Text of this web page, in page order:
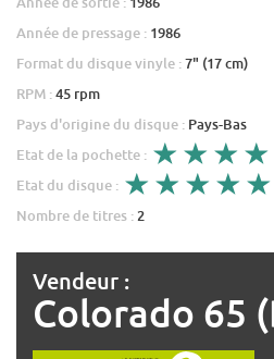
Année de pressage : 1986
Format du disque vinyle :7" (17 cm)
RPM :45 rpm
Pays d'origine du disque : Pays-Bas
Etat de la pochette :
Etat du disque :
Nombre de titres : 2
Vendeur :
Colorado 65